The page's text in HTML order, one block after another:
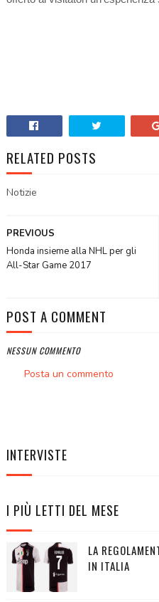
RELATED POSTS
Notizie
PREVIOUS
Honda insieme alla NHL per gli
All-Star Game 2017
POST A COMMENT
NESSUN COMMENTO
Posta un commento
INTERVISTE
I PIÙ LETTI DEL MESE
LA
IN ITALIA